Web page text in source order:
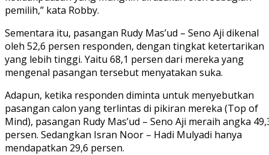
pemilih,” kata Robby.
Sementara itu, pasangan Rudy Mas’ud – Seno Aji dikenal
oleh 52,6 persen responden, dengan tingkat ketertarikan
yang lebih tinggi. Yaitu 68,1 persen dari mereka yang
mengenal pasangan tersebut menyatakan suka.
Adapun, ketika responden diminta untuk menyebutkan
pasangan calon yang terlintas di pikiran mereka (Top of
Mind), pasangan Rudy Mas’ud – Seno Aji meraih angka
persen. Sedangkan Isran Noor – Hadi Mulyadi hanya
mendapatkan 29,6 persen.